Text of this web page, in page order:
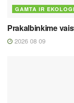
GAMTA IR
Prakalbinkime
2026 08 09